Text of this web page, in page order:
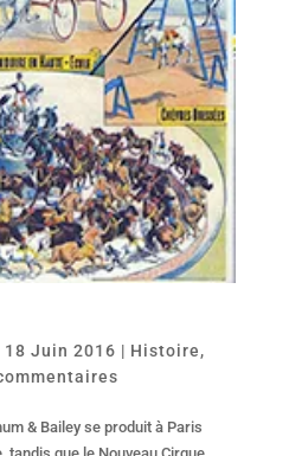
18 Juin 2016 | Histoire,
& Bailey se produit à Paris